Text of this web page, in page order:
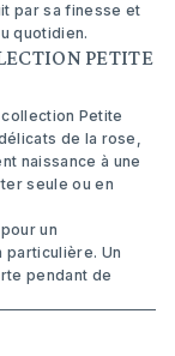
par sa finesse et
quotidien.
PETITE
Petite
de la rose,
naissance à une
seule ou en
un
particulière. Un
pendant de